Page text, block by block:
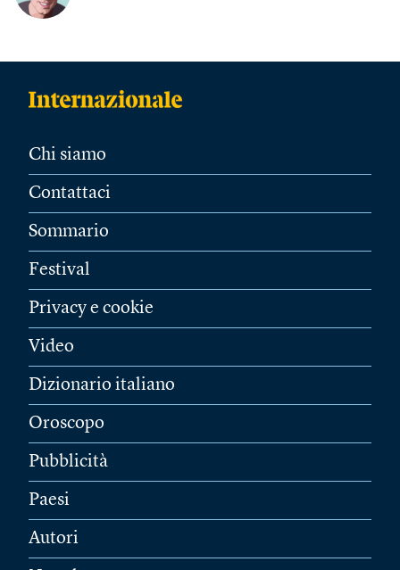
Chi siamo
Contattaci
Sommario
Festival
Privacy e cookie
Video
Dizionario italiano
Oroscopo
Pubblicità
Paesi
Autori